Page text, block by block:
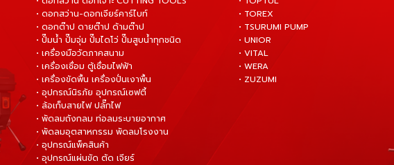
• ดอกสว่าน-ดอกเจียร์คาร์ไบท์
• ดอกต๊าป ดายต๊าป ด้ามต๊าป
• ปั๊มน้ำ ปั๊มจุ่ม ปั๊มไดโว่ ปั๊มสูบน้ำทุกชนิด
• เครื่องมือวัดภาคสนาม
• เครื่องเชื่อม ตู้เชื่อมไฟฟ้า
• เครื่องขัดพื้น เครื่องปั่นเงาพื้น
• อุปกรณ์นิรภัย อุปกรณ์เซฟตี้
• ล้อเก็บสายไฟ ปลั๊กไฟ
• พัดลมถังกลม ท่อลมระบายอากาศ
• พัดลมอุตสาหกรรม พัดลมโรงงาน
• อุปกรณ์แพ็คสินค้า
• อุปกรณ์แผ่นขัด ตัด เจียร์
• TOREX
• TSURUMI PUMP
• UNIOR
• VITAL
• WERA
• ZUZUMI